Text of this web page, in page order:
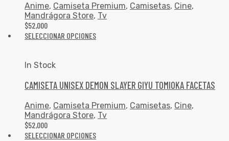
Anime, Camiseta Premium, Camisetas, Cine,
Mandrágora Store, Tv
$52,000
SELECCIONAR OPCIONES
In Stock
CAMISETA UNISEX DEMON SLAYER GIYU TOMIOKA FACETAS
Anime, Camiseta Premium, Camisetas, Cine,
Mandrágora Store, Tv
$52,000
SELECCIONAR OPCIONES